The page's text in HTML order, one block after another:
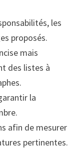
les
proposés.
mais
des listes à
la
afin de mesurer
pertinentes.